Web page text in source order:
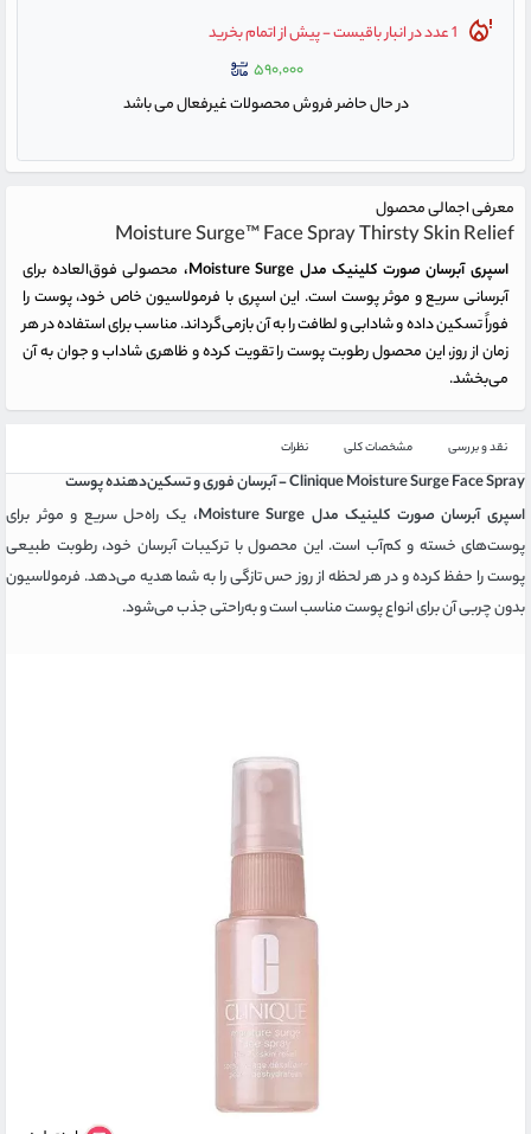
1 عدد در انبار باقیست - پیش از اتمام بخرید
۵۹۰,۰۰۰
در حال حاضر فروش محصولات غیرفعال می باشد
معرفی اجمالی محصول
Moisture Surge™ Face Spray Thirsty Skin Relief
اسپری آبرسان صورت کلینیک مدل Moisture Surge،
محصولی فوق‌العاده برای
آبرسانی سریع و موثر پوست است. این اسپری با فرمولاسیون خاص خود، پوست را
فوراً تسکین داده و شادابی و لطافت را به آن بازمی‌گرداند. مناسب برای استفاده در هر
زمان از روز، این محصول رطوبت پوست را تقویت کرده و ظاهری شاداب و جوان به آن
می‌بخشد.
نقد و بررسی مشخصات کلی نظرات
Clinique Moisture Surge Face Spray - آبرسان فوری و تسکین‌دهنده پوست
اسپری آبرسان صورت کلینیک مدل Moisture Surge،
یک راه‌حل سریع و موثر برای
پوست‌های خسته و کم‌آب است. این محصول با ترکیبات آبرسان خود، رطوبت طبیعی
پوست را حفظ کرده و در هر لحظه از روز حس تازگی را به شما هدیه می‌دهد. فرمولاسیون
بدون چربی آن برای انواع پوست مناسب است و به‌راحتی جذب می‌شود.